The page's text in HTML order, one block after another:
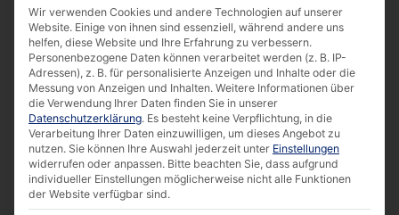
Download
5251 downloads
586.31 KB
Wir verwenden Cookies und andere Technologien auf unserer
Website. Einige von ihnen sind essenziell, während andere uns
helfen, diese Website und Ihre Erfahrung zu verbessern.
Personenbezogene Daten können verarbeitet werden (z. B. IP-
Adressen), z. B. für personalisierte Anzeigen und Inhalte oder die
Messung von Anzeigen und Inhalten. Weitere Informationen über
die Verwendung Ihrer Daten finden Sie in unserer
Datenschutzerklärung. Es besteht keine Verpflichtung, in die
Verarbeitung Ihrer Daten einzuwilligen, um dieses Angebot zu
nutzen. Sie können Ihre Auswahl jederzeit unter Einstellungen
widerrufen oder anpassen. Bitte beachten Sie, dass aufgrund
individueller Einstellungen möglicherweise nicht alle Funktionen
der Website verfügbar sind.